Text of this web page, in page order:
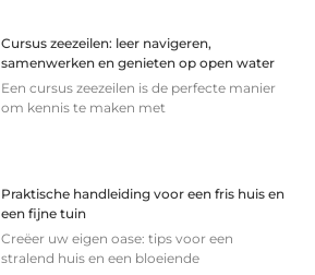
Cursus zeezeilen: leer navigeren,
samenwerken en genieten op open water
Een cursus zeezeilen is de perfecte manier
om kennis te maken met
Praktische handleiding voor een fris huis en
een fijne tuin
Creëer uw eigen oase: tips voor een
stralend huis en een bloeiende